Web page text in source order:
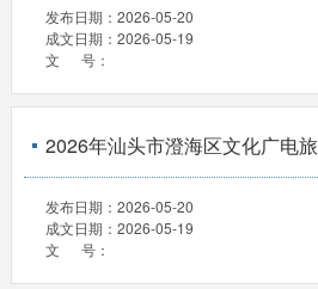
发布日期： 2026-05-20
成文日期： 2026-05-19
文 号：
2026年汕头市澄海区文化广电
发布日期： 2026-05-20
成文日期： 2026-05-19
文 号：